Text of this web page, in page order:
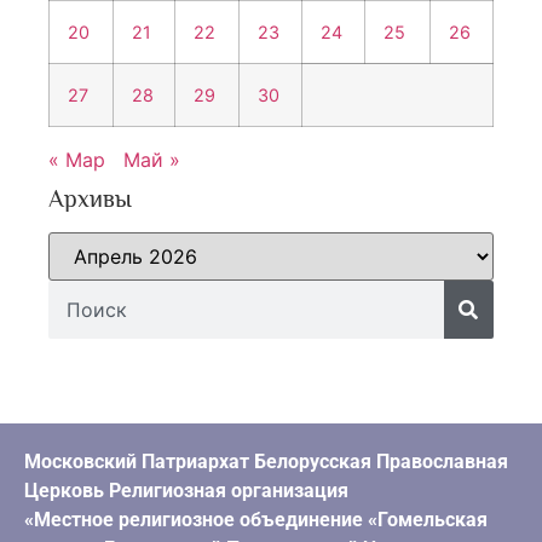
20 21 22 23 24 25 26
27 28 29 30
« Мар Май »
Архивы
Московский Патриархат Белорусская Православная
Церковь Религиозная организация
«Местное религиозное объединение «Гомельская